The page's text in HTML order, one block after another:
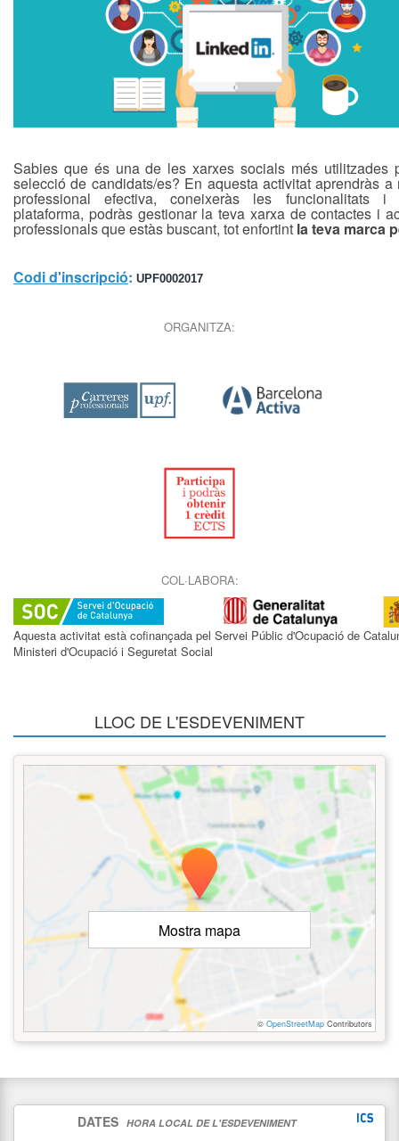
Sabies que és una de les xarxes socials més utilitzades
selecció de candidats/es? En aquesta activitat aprendràs
professional efectiva, coneixeràs les funcionalitats i
plataforma, podràs gestionar la teva xarxa de contactes i
professionals que estàs buscant, tot enfortint la teva marca
Codi d'inscripció: UPF0002017
ORGANITZA:
COL·LABORA:
Aquesta activitat està cofinançada pel Servei Públic d'Ocupació de
Ministeri d'Ocupació i Seguretat Social
LLOC DE L'ESDEVENIMENT
Mostra mapa
© OpenStreetMap Contributors
DATES HORA LOCAL DE L'ESDEVENIMENT